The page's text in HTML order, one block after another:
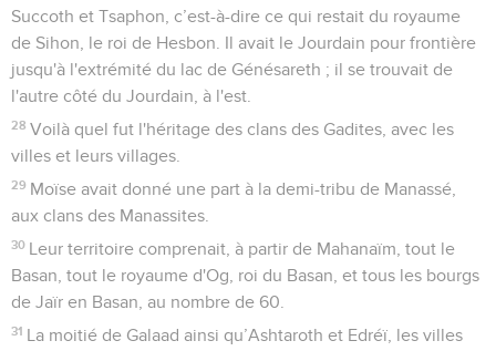
Succoth et Tsaphon, c’est-à-dire ce qui restait du royaume
de Sihon, le roi de Hesbon. Il avait le Jourdain pour frontière
jusqu'à l'extrémité du lac de Génésareth ; il se trouvait de
l'autre côté du Jourdain, à l'est.
28 Voilà quel fut l'héritage des clans des Gadites, avec les
villes et leurs villages.
29 Moïse avait donné une part à la demi-tribu de Manassé,
aux clans des Manassites.
30 Leur territoire comprenait, à partir de Mahanaïm, tout le
Basan, tout le royaume d'Og, roi du Basan, et tous les bourgs
de Jaïr en Basan, au nombre de 60.
31 La moitié de Galaad ainsi qu’Ashtaroth et Edréï, les villes